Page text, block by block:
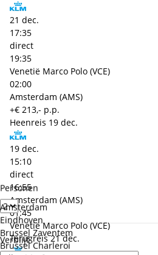
Personen
Verblijf
Amsterdam
Eindhoven
Brussel Zaventem
Brussel Charleroi
21 dec.
17:35
direct
19:35
Venetië Marco Polo (VCE)
02:00
Amsterdam (AMS)
+€ 213,- p.p.
Heenreis 19 dec.
19 dec.
15:10
direct
16:55
Amsterdam (AMS)
01:45
Venetië Marco Polo (VCE)
Terugreis 21 dec.